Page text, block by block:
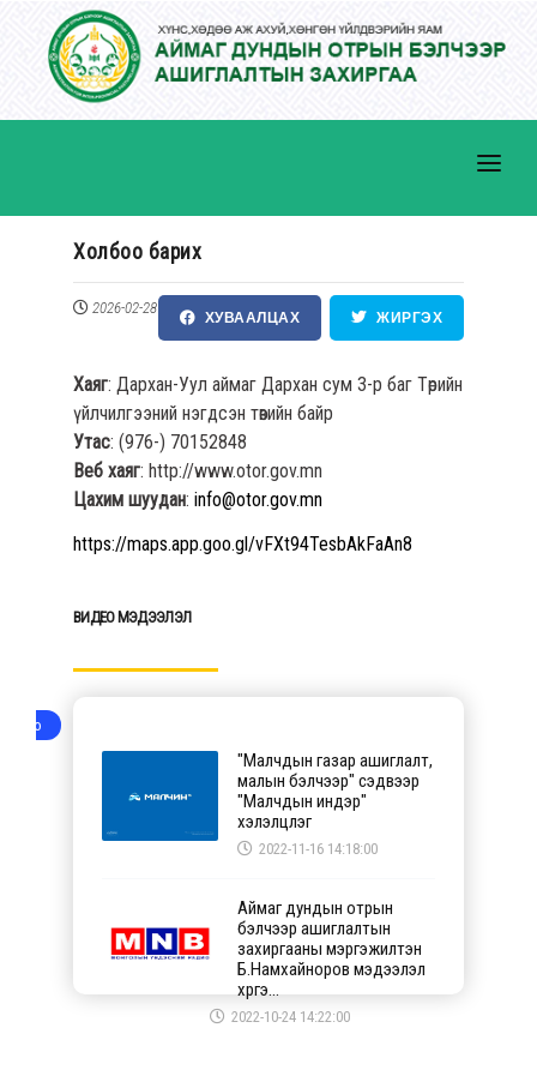
ТАНИЛЦУУЛГА
МЭДЭЭ, МЭДЭЭЛЭЛ
ХУУЛЬ ЭРХ ЗҮЙ
ИЛ ТОД БАЙДАЛ
Холбоо барих
2026-02-28 ХУВААЛЦАХ ЖИРГЭХ
Хаяг: Дархан-Уул аймаг Дархан сум 3-р баг Төрийн
үйлчилгээний нэгдсэн төвийн байр
Утас: (976-) 70152848
Веб хаяг: http://www.otor.gov.mn
Цахим шуудан: info@otor.gov.mn
https://maps.app.goo.gl/vFXt94TesbAkFaAn8
BИДЕО МЭДЭЭЛЭЛ
Video
"Малчдын газар ашиглалт,
малын бэлчээр" сэдвээр
"Малчдын индэр"
хэлэлцүүлэг
2022-11-16 14:18:00
Аймаг дундын отрын
бэлчээр ашиглалтын
захиргааны мэргэжилтэн
Б.Намхайноров мэдээлэл
хүргэ...
2022-10-24 14:22:00